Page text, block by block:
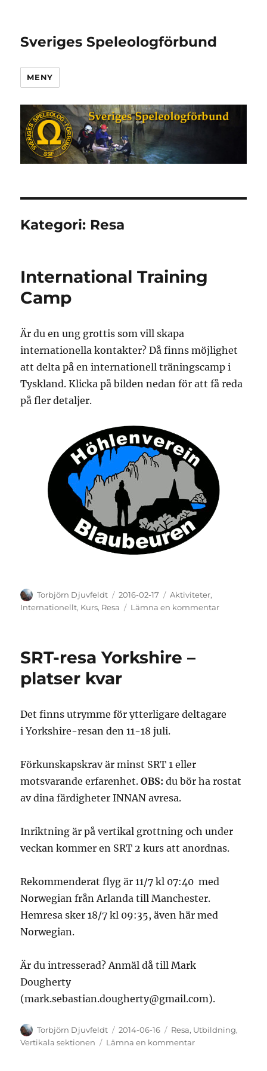
Sveriges Speleologförbund
MENY
Kategori: Resa
International Training
Camp
Är du en ung grottis som vill skapa
internationella kontakter? Då finns möjlighet
att delta på en internationell träningscamp i
Tyskland. Klicka på bilden nedan för att få reda
på fler detaljer.
Författare
Torbjörn Djuvfeldt
Publicerat
den
2016-02-17 Kategorier
Aktiviteter,
Internationellt, Kurs, Resa Lämna en kommentartill
SRT-resa Yorkshire –
platser kvar
Det finns utrymme för ytterligare deltagare
i Yorkshire-resan den 11-18 juli.
Förkunskapskrav är minst SRT 1 eller
motsvarande erfarenhet.OBS: du bör ha rostat
av dina färdigheter INNAN avresa.
Inriktning är på vertikal grottning och under
veckan kommer en SRT 2 kurs att anordnas.
Rekommenderat flyg är 11/7 kl 07:40 med
Norwegian från Arlanda till Manchester.
Hemresa sker 18/7 kl 09:35, även här med
Norwegian.
Är du intresserad? Anmäl då till Mark
Dougherty
(mark.sebastian.dougherty@gmail.com).
Författare
Torbjörn Djuvfeldt
Publicerat
den
2014-06-16 Kategorier
Resa, Utbildning,
Vertikala sektionen
Lämna en kommentartill